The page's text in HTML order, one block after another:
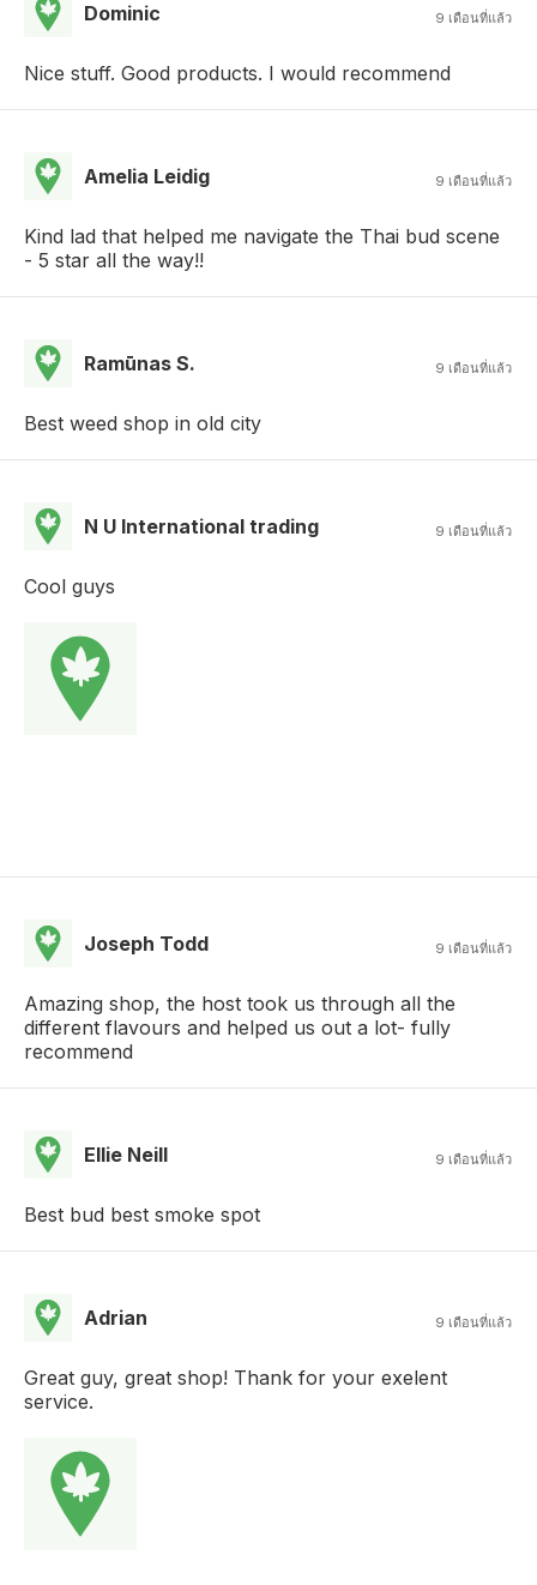
Dominic 9 เดือนที่แล้ว
Nice stuff. Good products. I would recommend
Amelia Leidig 9 เดือนที่แล้ว
Kind lad that helped me navigate the Thai bud scene
- 5 star all the way!!
Ramūnas S. 9 เดือนที่แล้ว
Best weed shop in old city
N U International trading 9 เดือนที่แล้ว
Cool guys
Joseph Todd 9 เดือนที่แล้ว
Amazing shop, the host took us through all the
different flavours and helped us out a lot- fully
recommend
Ellie Neill 9 เดือนที่แล้ว
Best bud best smoke spot
Adrian 9 เดือนที่แล้ว
Great guy, great shop! Thank for your exelent
service.